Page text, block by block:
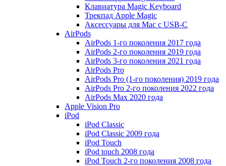
Клавиатура Magic Keyboard
Трекпад Apple Magic
Аксессуары для Mac с USB-C
AirPods
AirPods 1-го поколения 2017 года
AirPods 2-го поколения 2019 года
AirPods 3-го поколения 2021 года
AirPods Pro
AirPods Pro (1-го поколения) 2019 года
AirPods Pro 2-го поколения 2022 года
AirPods Max 2020 года
Apple Vision Pro
iPod
iPod Classic
iPod Classic 2009 года
iPod Touch
iPod touch 2008 года
iPod Touch 2-го поколения 2008 года